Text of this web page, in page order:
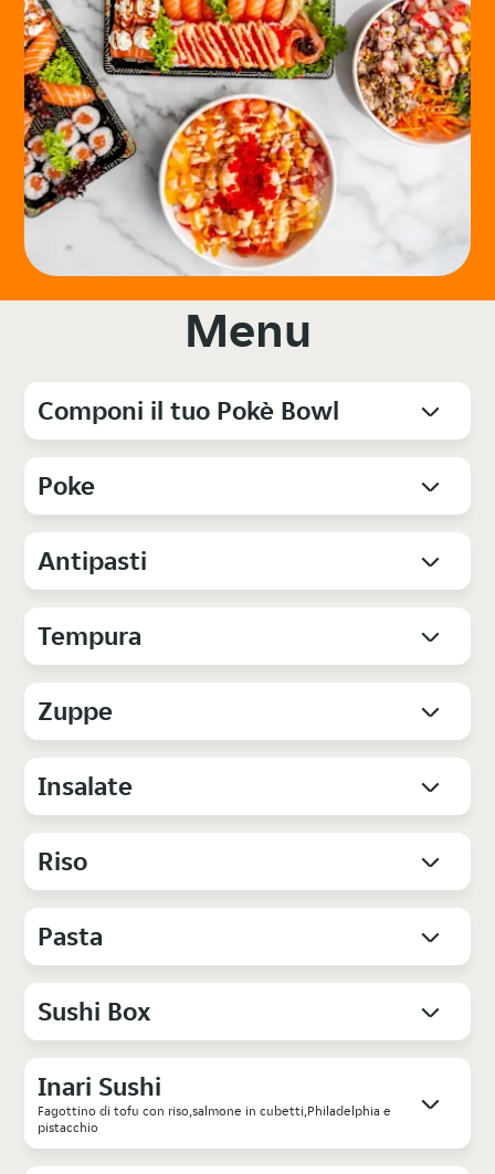
Menu
Componi il tuo Pokè Bowl
Poke
Antipasti
Tempura
Zuppe
Insalate
Riso
Pasta
Sushi Box
Inari Sushi
Fagottino di tofu con riso,salmone in cubetti,Philadelphia e
pistacchio